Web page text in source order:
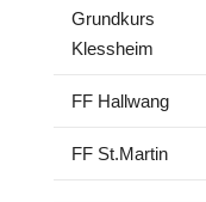
Grundkurs
Klessheim
FF Hallwang
FF St.Martin